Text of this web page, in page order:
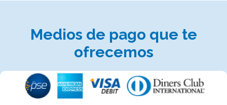
Medios de pago que te
ofrecemos